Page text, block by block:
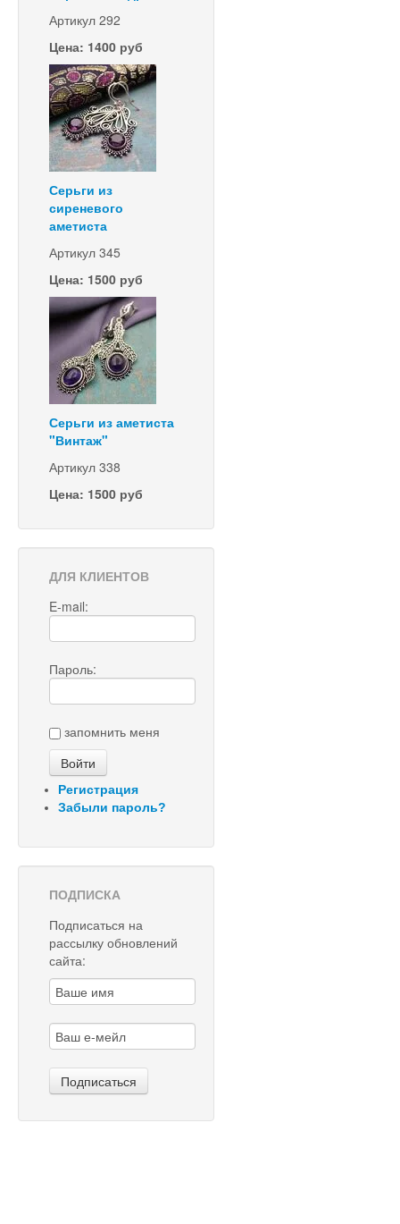
Артикул 292
Цена: 1400 руб
Серьги из
сиреневого
аметиста
Артикул 345
Цена: 1500 руб
Серьги из аметиста
"Винтаж"
Артикул 338
Цена: 1500 руб
ДЛЯ КЛИЕНТОВ
E-mail:
Пароль:
запомнить меня
Регистрация
Забыли пароль?
ПОДПИСКА
Подписаться на
рассылку обновлений
сайта: